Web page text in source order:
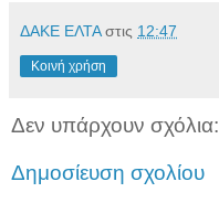
ΔΑΚΕ ΕΛΤΑ στις 12:47
Κοινή χρήση
Δεν υπάρχουν σχόλια:
Δημοσίευση σχολίου